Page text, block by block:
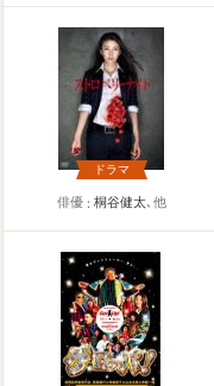
ドラマ
俳優 桐谷健太､他